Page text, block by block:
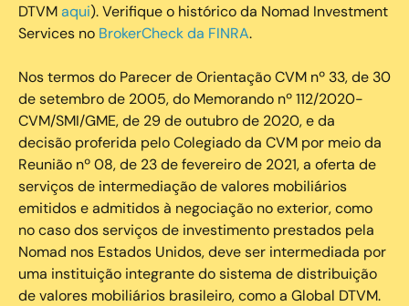
DTVMaqui). Verifique o histórico da Nomad Investment
Services no BrokerCheck da FINRA.
Nos termos do Parecer de Orientação CVM nº 33, de 30
de setembro de 2005, do Memorando nº 112/2020-
CVM/SMI/GME, de 29 de outubro de 2020, e da
decisão proferida pelo Colegiado da CVM por meio da
Reunião nº 08, de 23 de fevereiro de 2021, a oferta de
serviços de intermediação de valores mobiliários
emitidos e admitidos à negociação no exterior, como
no caso dos serviços de investimento prestados pela
Nomad nos Estados Unidos, deve ser intermediada por
uma instituição integrante do sistema de distribuição
de valores mobiliários brasileiro, como a Global DTVM.